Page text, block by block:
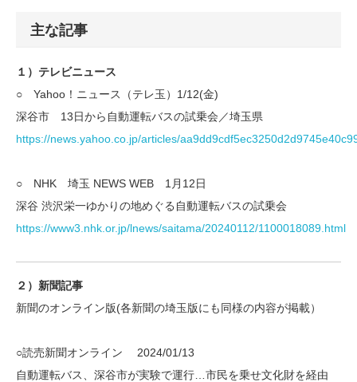
主な記事
１）テレビニュース
○ Yahoo！ニュース（テレ玉）1/12(金)
深谷市 13日から自動運転バスの試乗会／埼玉県
https://news.yahoo.co.jp/articles/
○ NHK 埼玉 NEWS WEB 1月12日
深谷 渋沢栄一ゆかりの地めぐる自動運転バスの試乗会
https://www3.nhk.or.jp/lnews/saitama/20240112/1100018089.html
２）新聞記事
新聞のオンライン版(各新聞の埼玉版にも同様の内容が掲載）
○読売新聞オンライン 2024/01/13
自動運転バス、深谷市が実験で運行…市民を乗せ文化財を経由